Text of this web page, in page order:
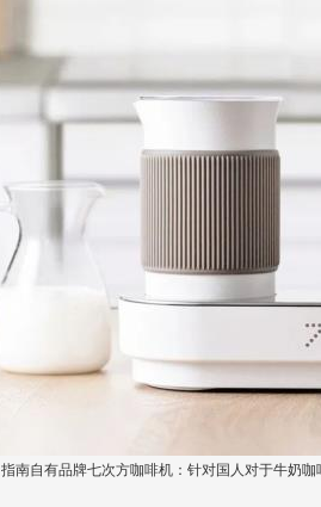
指南自有品牌七次方咖啡机：针对国人对于牛奶